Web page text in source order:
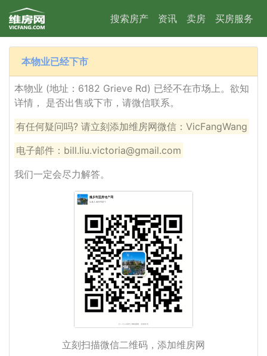
搜索房产 资讯 卖房 买房服务
本物业已经下市
本物业 (地址：6182 Grieve Rd) 已经不在市场上。欲知
详情， 是否出售或下市，请微信联系。
有任何疑问吗? 请立刻添加维房网微信：VicFangWang
电子邮件：bill.liu.victoria@gmail.com
我们一定会尽力解答。
立刻扫描微信二维码，添加维房网